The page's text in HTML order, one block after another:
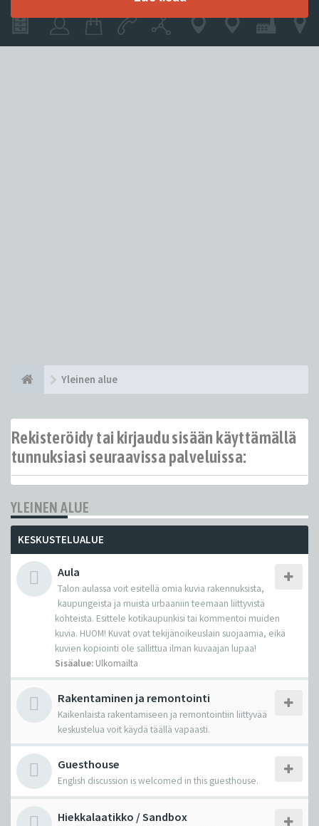
Yleinen alue
Rekisteröidy tai kirjaudu sisään käyttämällä
tunnuksiasi seuraavissa palveluissa:
YLEINEN ALUE
KESKUSTELUALUE
Aula
Talon aulassa voit esitellä omia kuvia rakennuksista,
kaupungeista ja muista urbaaniin teemaan liittyvistä
kohteista. Esittele kotikaupunkisi tai kommentoi muiden
kuvia. HUOM! Kuvat ovat tekijänoikeuslain suojaamia, eikä
kuvien kopiointi ole sallittua ilman kuvaajan lupaa!
Sisäalue: Ulkomailta
Rakentaminen ja remontointi
Kaikenlaista rakentamiseen ja remontointiin liittyvää
keskustelua voit käydä täällä vapaasti.
Guesthouse
English discussion is welcomed in this guesthouse.
Hiekkalaatikko / Sandbox